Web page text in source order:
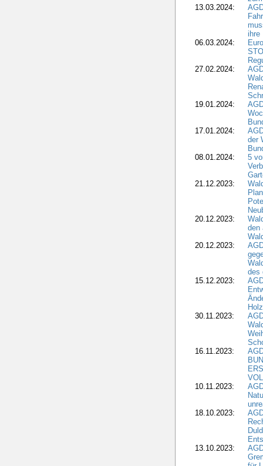
13.03.2024:
ihre
06.03.2024:
27.02.2024:
19.01.2024:
17.01.2024:
der
08.01.2024:
5
21.12.2023:
20.12.2023:
den
20.12.2023:
des
15.12.2023:
30.11.2023:
16.11.2023:
10.11.2023:
18.10.2023:
13.10.2023: